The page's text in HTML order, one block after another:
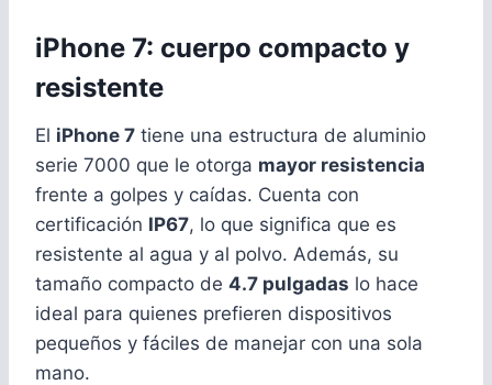
iPhone 7: cuerpo compacto y
resistente
El iPhone 7 tiene una estructura de aluminio
serie 7000 que le otorga mayor resistencia
frente a golpes y caídas. Cuenta con
certificación IP67, lo que significa que es
resistente al agua y al polvo. Además, su
tamaño compacto de 4.7 pulgadas lo hace
ideal para quienes prefieren dispositivos
pequeños y fáciles de manejar con una sola
mano.